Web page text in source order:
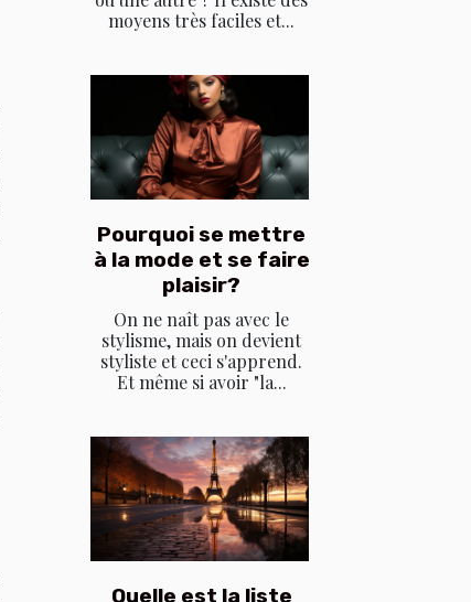
moyens très faciles et...
Pourquoi se mettre
à la mode et se faire
plaisir?
On ne naît pas avec le
stylisme, mais on devient
styliste et ceci s'apprend.
Et même si avoir "la...
Quelle est la liste